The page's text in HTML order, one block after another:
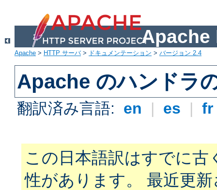
Apache
Apache > HTTP サーバ> ドキュメンテーション > バージョン 2.4
Apache のハンドラ
翻訳済み言語: en | es |
この日本語訳はすでに古
性があります。 最近更